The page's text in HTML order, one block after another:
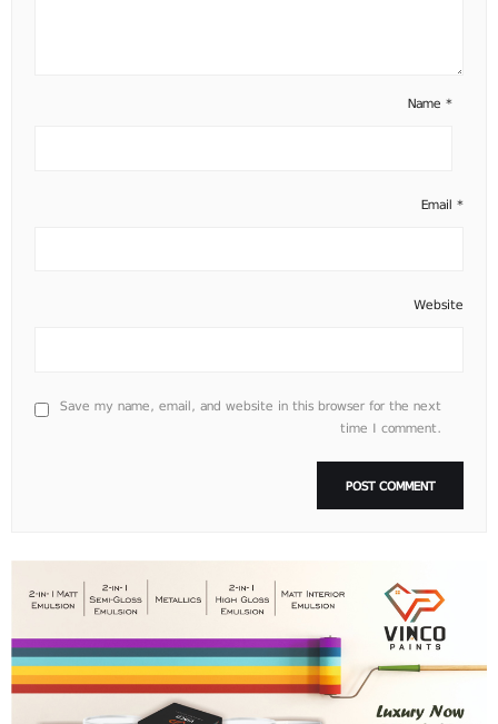
Name *
Email *
Website
Save my name, email, and website in this browser for the next
time I comment.